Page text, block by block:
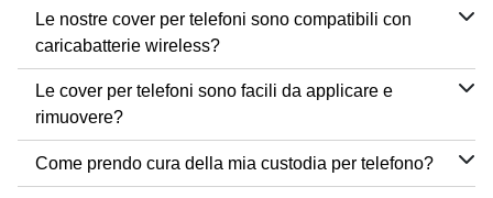
Le nostre cover per telefoni sono compatibili con
caricabatterie wireless?
Le cover per telefoni sono facili da applicare e
rimuovere?
Come prendo cura della mia custodia per telefono?